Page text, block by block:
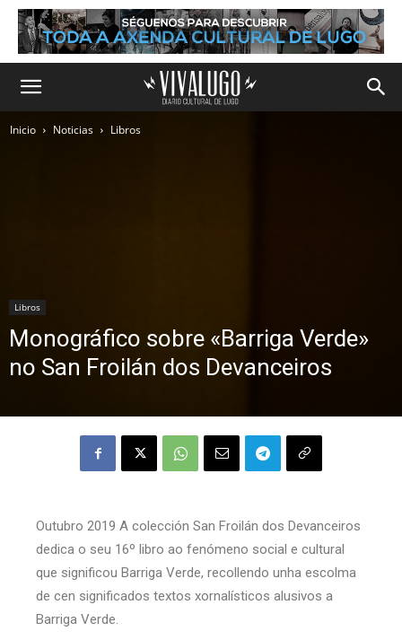
Inicio Noticias Libros
Libros
Monográfico sobre «Barriga Verde»
no San Froilán dos Devanceiros
Outubro 2019 A colección San Froilán dos Devanceiros
dedica o seu 16º libro ao fenómeno social e cultural
que significou Barriga Verde, recollendo unha escolma
de cen significados textos xornalísticos alusivos a
Barriga Verde.